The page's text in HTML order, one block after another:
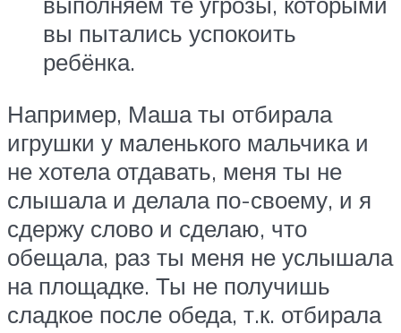
вы пытались успокоить
ребёнка.
Например, Маша ты отбирала
игрушки у маленького мальчика и
не хотела отдавать, меня ты не
слышала и делала по-своему, и я
сдержу слово и сделаю, что
обещала, раз ты меня не услышала
на площадке. Ты не получишь
сладкое после обеда, т.к. отбирала